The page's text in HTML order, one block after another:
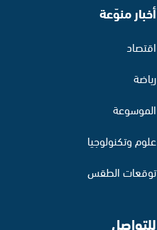
أخبار منوّعة
اقتصاد
رياضة
الموسوعة
علوم وتكنولوجيا
توقعات الطقس
للتواصل